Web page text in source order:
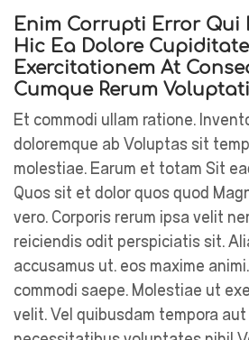
Enim Corrupti Error Qui
Hic Ea Dolore
Exercitationem At
Cumque Rerum
Et commodi ullam ratione.
doloremque ab Voluptas sit
molestiae. Earum et totam Sit
Quos sit et dolor quos quod
vero. Corporis rerum ipsa velit
reiciendis odit perspiciatis sit.
accusamus ut. eos maxime
commodi saepe. Molestiae ut
velit. Vel quibusdam tempora aut